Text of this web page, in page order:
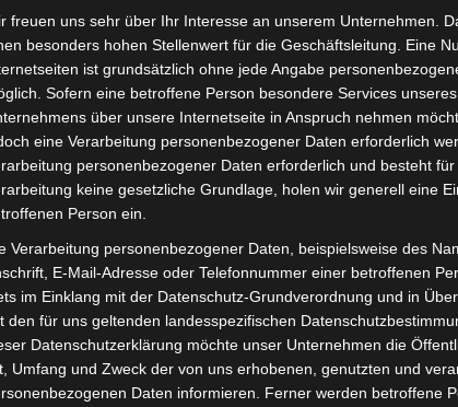
Cyberkriminalität zu verfolgen und aufzuklären,
ausbauen und weiter stärken.“
Bedrohung
der weiterhin dominierenden Bedrohung durch
950 besonders schwere Ransomware-Angriffe
und kopieren dabei sensible Daten, um Lösegeld
Unternehmen und Institutionen, sondern
Laut einer Erhebung des Branchenverbands
verursachte Schaden im Jahr 2024 auf178,6
Euro gegenüber dem Vorjahr.
werden der Polizei in Deutschland zwei bis drei
freuen uns sehr über Ihr Interesse an unserem Unternehmen.
besonders hohen Stellenwert für die Geschäftsleitung. Eine
ist grundsätzlich ohne jede Angabe
Sofern eine betroffene Person besondere Services unseres
über unsere Internetseite in Anspruch nehmen
eine Verarbeitung personenbezogener Daten erforderlich
personenbezogener Daten erforderlich und besteht
keine gesetzliche Grundlage, holen wir generell eine
Person ein.
Verarbeitung personenbezogener Daten, beispielsweise des
E-Mail-Adresse oder Telefonnummer einer betroffenen
im Einklang mit der Datenschutz-Grundverordnung und in
den für uns geltenden landesspezifischen
Datenschutzerklärung möchte unser Unternehmen die
Umfang und Zweck der von uns erhobenen, genutzten und
Daten informieren. Ferner werden betroffene